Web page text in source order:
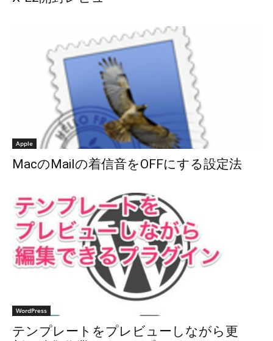
Apple
MacのMailの着信音をOFFにする設定法
WordPress
テンプレートをプレビューしながら更